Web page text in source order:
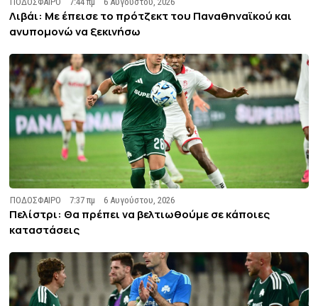
Λιβάι: Με έπεισε το πρότζεκτ του Παναθηναϊκού και
ανυπομονώ να ξεκινήσω
ΠΟΔΟΣΦΑΙΡΟ 7:37 πμ 6 Αυγούστου, 2026
Πελίστρι: Θα πρέπει να βελτιωθούμε σε κάποιες
καταστάσεις